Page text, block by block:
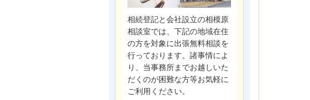
相続登記と会社設立の相模原
相談室では、下記の地域在住
の方を対象に出張無料相談を
行っております。諸事情によ
り、当事務所までお越しいた
だくのが困難な方等お気軽に
ご利用ください。